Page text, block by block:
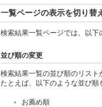
一覧ページの表示を切り替
検索結果一覧ページでは、以下
並び順の変更
検索結果一覧の並び順のリスト
たとえば、以下のような並び順
お薦め順